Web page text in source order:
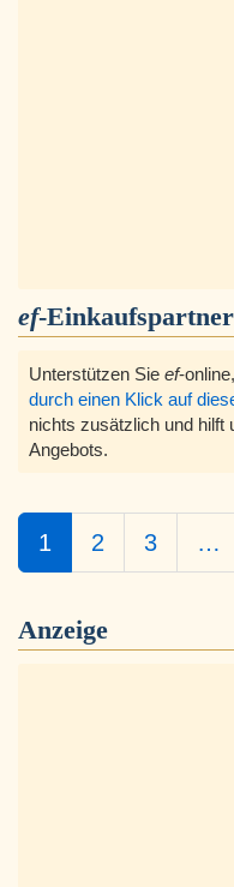
ef-Einkaufspartner
Unterstützen Sie ef-
durch einen Klick auf
nichts zusätzlich und hilft
Angebots.
1 2 3 …
Anzeige